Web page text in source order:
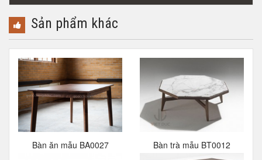
Sản phẩm khác
Bàn ăn mẫu BA0027 Bàn trà mẫu BT0012